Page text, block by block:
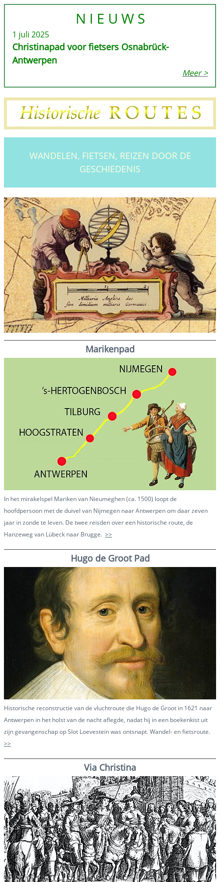
N I E U W S
1 juli 2025
Christinapad voor fietsers Osnabrück-
Antwerpen
Meer >
WANDELEN, FIETSEN, REIZEN DOOR DE
GESCHIEDENIS
Marikenpad
In het mirakelspel Mariken van Nieumeghen (ca. 1500) loopt de
hoofdpersoon met de duivel van Nijmegen naar Antwerpen om daar zeven
jaar in zonde te leven. De twee reisden over een historische route, de
Hanzeweg van Lübeck naar Brugge. >>
Hugo de Groot Pad
Historische reconstructie van de vluchtroute die Hugo de Groot in 1621 naar
Antwerpen in het holst van de nacht aflegde, nadat hij in een boekenkist uit
zijn gevangenschap op Slot Loevestein was ontsnapt.Wandel- en fietsroute.
>>
Via Christina